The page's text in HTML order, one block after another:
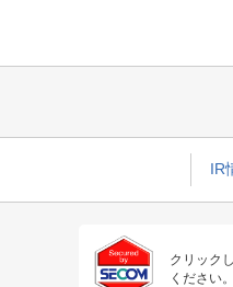
IR
クリック
ください。